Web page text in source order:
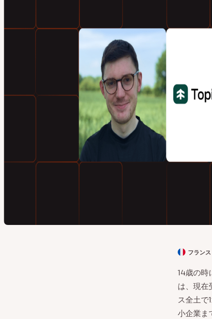
ク
ラ
イ
ア
ン
フランス
14歳の
は、現在
ス全土で
小企業ま